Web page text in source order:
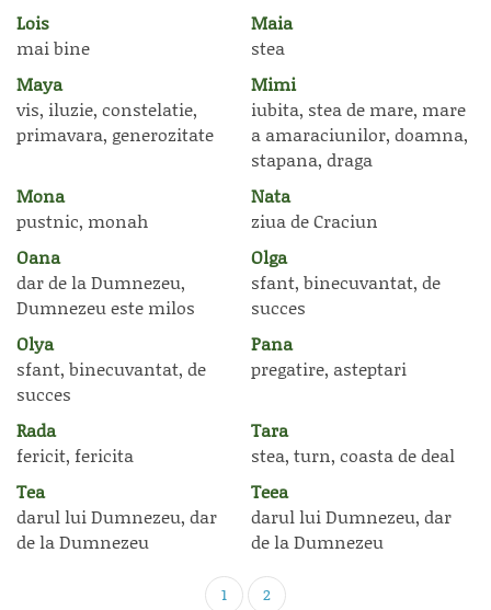
Lois
mai bine
Maia
stea
Maya
vis, iluzie, constelatie,
primavara, generozitate
Mimi
iubita, stea de mare, mare
a amaraciunilor, doamna,
stapana, draga
Mona
pustnic, monah
Nata
ziua de Craciun
Oana
dar de la Dumnezeu,
Dumnezeu este milos
Olga
sfant, binecuvantat, de
succes
Olya
sfant, binecuvantat, de
succes
Pana
pregatire, asteptari
Rada
fericit, fericita
Tara
stea, turn, coasta de deal
Tea
darul lui Dumnezeu, dar
de la Dumnezeu
Teea
darul lui Dumnezeu, dar
de la Dumnezeu
1 2